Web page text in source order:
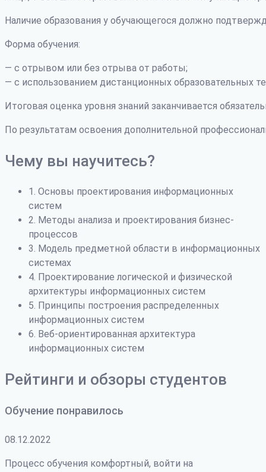
Наличие образования у обучающегося должно
Форма обучения:
— с отрывом или без отрыва от работы;
— с использованием дистанционных образовательных
Итоговая оценка уровня знаний заканчивается
По результатам освоения дополнительной
Чему вы научитесь?
1. Основы проектирования информационных
систем
2. Методы анализа и проектирования бизнес-
процессов
3. Модель предметной области в информационных
системах
4. Проектирование логической и физической
архитектуры информационных систем
5. Принципы построения распределенных
информационных систем
6. Веб-ориентированная архитектура
информационных систем
Рейтинги и обзоры студентов
Обучение понравилось
08.12.2022
Процесс обучения комфортный, войти на